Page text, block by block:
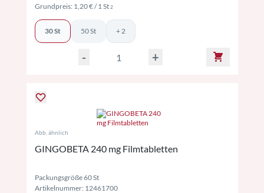
Grundpreis: 1,20 €/ 1 St 2Preise inkl. MwSt. ggf. zzgl. Versand
30 St 50 St + 2
- +
Abb. ähnlich
GINGOBETA 240 mg Filmtabletten
Packungsgröße 60 St
Artikelnummer: 12461700